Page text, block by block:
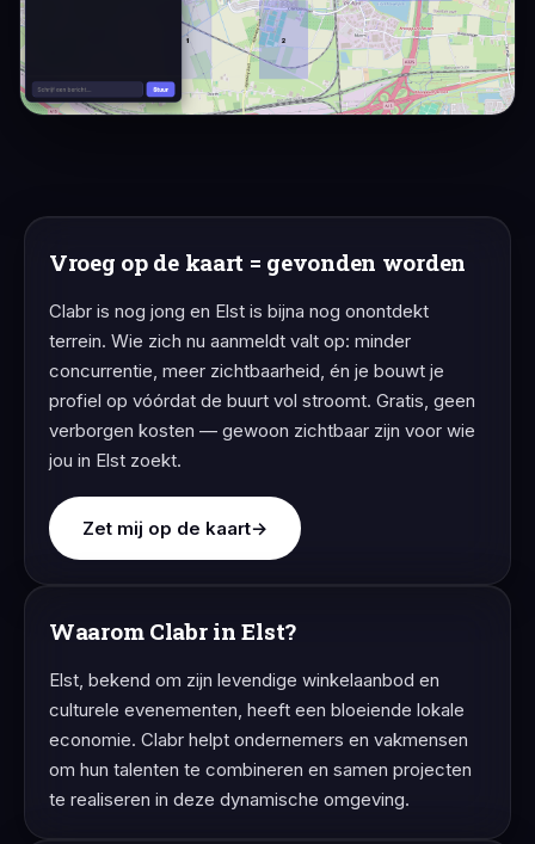
Vroeg op de kaart = gevonden worden
Clabr is nog jong en Elst is bijna nog onontdekt
terrein. Wie zich nu aanmeldt valt op: minder
concurrentie, meer zichtbaarheid, én je bouwt je
profiel op vóórdat de buurt vol stroomt. Gratis, geen
verborgen kosten — gewoon zichtbaar zijn voor wie
jou in Elst zoekt.
Zet mij op de kaart→
Waarom Clabr in Elst?
Elst, bekend om zijn levendige winkelaanbod en
culturele evenementen, heeft een bloeiende lokale
economie. Clabr helpt ondernemers en vakmensen
om hun talenten te combineren en samen projecten
te realiseren in deze dynamische omgeving.